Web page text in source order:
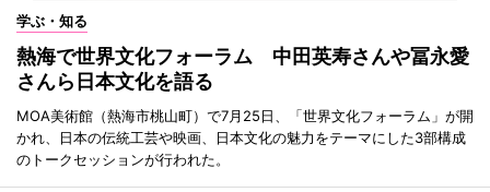
学ぶ・知る
熱海で世界文化フォーラム 中田英寿さんや冨永愛
さんら日本文化を語る
MOA美術館（熱海市桃山町）で7月25日、「世界文化フォーラム」が開
かれ、日本の伝統工芸や映画、日本文化の魅力をテーマにした3部構成
のトークセッションが行われた。